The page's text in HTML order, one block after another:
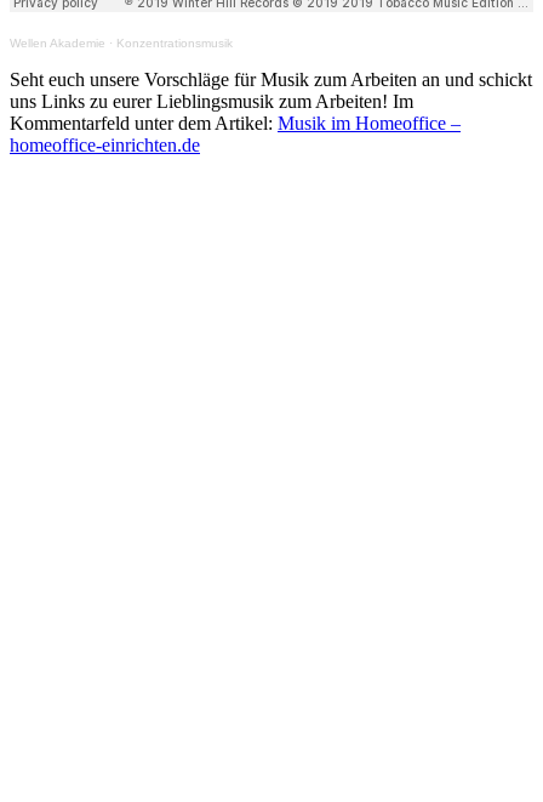
Wellen Akademie · Konzentrationsmusik
Seht euch unsere Vorschläge für Musik zum Arbeiten an und schickt
uns Links zu eurer Lieblingsmusik zum Arbeiten! Im
Kommentarfeld unter dem Artikel: Musik im Homeoffice –
homeoffice-einrichten.de